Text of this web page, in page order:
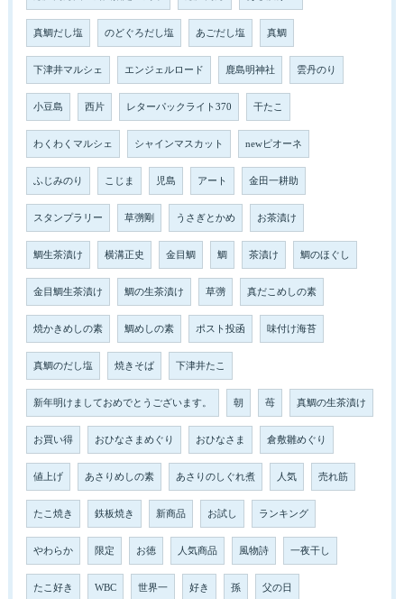
真鯛だし塩 のどぐろだし塩 あごだし塩 真鯛
下津井マルシェ エンジェルロード 鹿島明神社 雲丹のり
小豆島 西片 レターパックライト370 干たこ
わくわくマルシェ シャインマスカット newピオーネ
ふじみのり こじま 児島 アート 金田一耕助
スタンプラリー 草彅剛 うさぎとかめ お茶漬け
鯛生茶漬け 横溝正史 金目鯛 鯛 茶漬け 鯛のほぐし
金目鯛生茶漬け 鯛の生茶漬け 草彅 真だこめしの素
焼かきめしの素 鯛めしの素 ポスト投函 味付け海苔
真鯛のだし塩 焼きそば 下津井たこ
新年明けましておめでとうございます。 朝 苺 真鯛の生茶漬け
お買い得 おひなさまめぐり おひなさま 倉敷雛めぐり
値上げ あさりめしの素 あさりのしぐれ煮 人気 売れ筋
たこ焼き 鉄板焼き 新商品 お試し ランキング
やわらか 限定 お徳 人気商品 風物詩 一夜干し
たこ好き WBC 世界一 好き 孫 父の日